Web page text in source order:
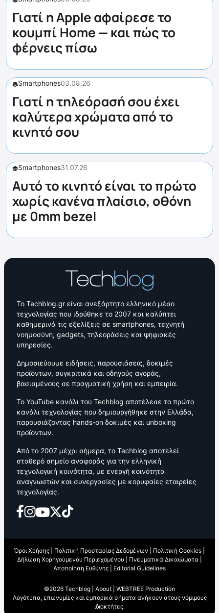
Γιατί η Apple αφαίρεσε το
κουμπί Home — και πώς το
φέρνεις πίσω
Smartphones03.08.26
Γιατί η τηλεόρασή σου έχει
καλύτερα χρώματα από το
κινητό σου
Smartphones31.07.26
Αυτό το κινητό είναι το πρώτο
χωρίς κανένα πλαίσιο, οθόνη
με 0mm bezel
Το Techblog.gr είναι ανεξάρτητο ελληνικό μέσο
τεχνολογίας που ιδρύθηκε το 2007 και καλύπτει
καθημερινά τις εξελίξεις σε smartphones, τεχνητή
νοημοσύνη, gadgets, τηλεοράσεις και ψηφιακές
υπηρεσίες.
Δημοσιεύουμε ειδήσεις, παρουσιάσεις, δοκιμές
προϊόντων, συγκριτικά και οδηγούς αγοράς,
βασισμένους σε πραγματική χρήση και εμπειρία.
Το YouTube κανάλι του Techblog αποτέλεσε το πρώτο
κανάλι τεχνολογίας που δημιουργήθηκε στην Ελλάδα,
παρουσιάζοντας hands-on δοκιμές και unboxing
προϊόντων.
Από το 2007 μέχρι σήμερα, το Techblog αποτελεί
σταθερό σημείο αναφοράς για την ελληνική
τεχνολογική κοινότητα, με ενεργή κοινότητα
αναγνωστών και συνεργασίες με κορυφαίες εταιρείες
τεχνολογίας.
Όροι Χρήσης Πολιτική Προστασίας Δεδομένων Πολιτική Cookies
Δήλωση Χορηγούμενου Περιεχομένου
Πνευματικά Δικαιώματα
Αποποίηση Ευθύνης
Editorial Guidelines
©2026 Techblog | About
WEBTREE Production
Λογότυπα, επωνυμίες και εμπορικά σήματα ανήκουν στους νόμιμους
ιδιοκτήτες.